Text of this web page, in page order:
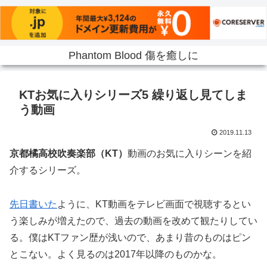
Phantom Blood 傷を癒しに
KTお気に入りシリーズ5 繰り返し見てしま
う動画
2019.11.13
京都橘高校吹奏楽部（KT） 動画のお気に入りシーンを紹
介するシリーズ。
先日書いた ように、KT動画をテレビ画面で視聴するとい
う楽しみが増えたので、過去の動画を改めて観たりしてい
る。僕はKTファン歴が浅いので、あまり昔のものはピン
とこない。よく見るのは2017年以降のものかな。